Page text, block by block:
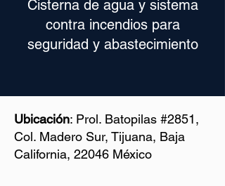
Cisterna de agua y sistema
contra incendios para
seguridad y abastecimiento
Ubicación: Prol. Batopilas #2851,
Col. Madero Sur, Tijuana, Baja
California, 22046 México